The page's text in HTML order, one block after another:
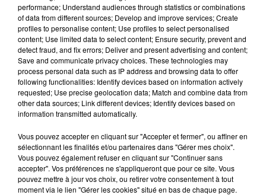
CYANOBACTÉRIES : LE PRÉFÊT PREND UN
ARRÊTÉ POUR LES ACTIVITÉS DE...
performance; Understand audiences through statistics or combinations
of data from different sources; Develop and improve services; Create
profiles to personalise content; Use profiles to select personalised
content; Use limited data to select content; Ensure security, prevent and
detect fraud, and fix errors; Deliver and present advertising and content;
Save and communicate privacy choices. These technologies may
process personal data such as IP address and browsing data to offer
following functionalities: Identify devices based on information actively
requested; Use precise geolocation data; Match and combine data from
other data sources; Link different devices; Identify devices based on
information transmitted automatically.
Vous pouvez accepter en cliquant sur "Accepter et fermer", ou affiner en
sélectionnant les finalités et/ou partenaires dans "Gérer mes choix".
Vous pouvez également refuser en cliquant sur "Continuer sans
accepter". Vos préférences ne s'appliqueront que pour ce site. Vous
pouvez mettre à jour vos choix, ou retirer votre consentement à tout
moment via le lien "Gérer les cookies" situé en bas de chaque page.